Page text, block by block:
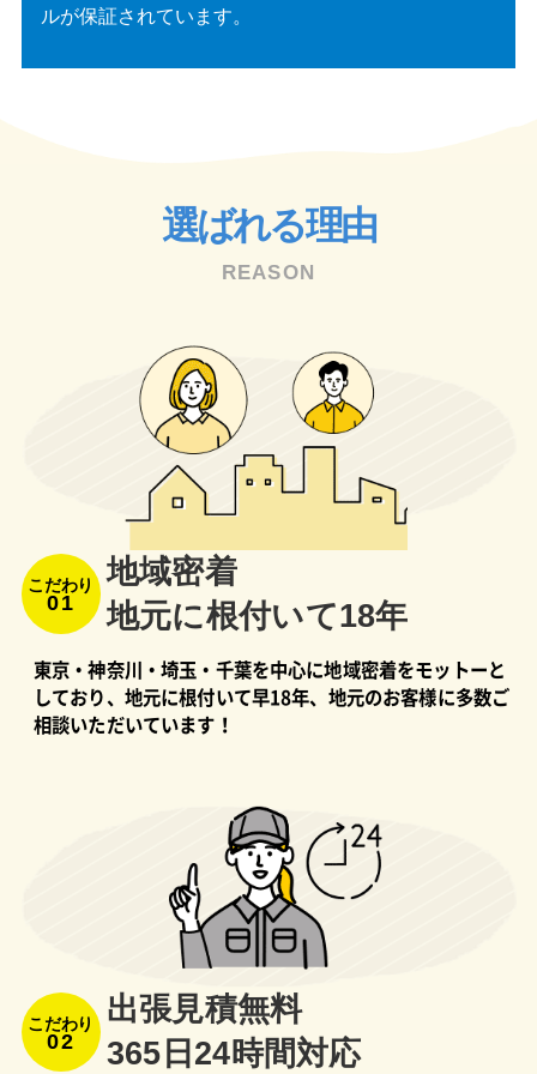
ルが保証されています。
選ばれる理由
REASON
こだわり
01
地域密着
地元に根付いて18年
東京・神奈川・埼玉・千葉を中心に地域密着をモットーと
しており、地元に根付いて早18年、地元のお客様に多数ご
相談いただいています！
こだわり
02
出張⾒積無料
365⽇24時間対応